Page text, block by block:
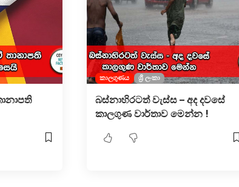
කාලගුණය ශ්‍රී ලංකා
බස්නාහිරටත් වැස්ස – අද දවසේ
කාලගුණ වාර්තාව මෙන්න !